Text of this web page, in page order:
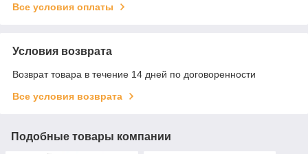
Все условия оплаты
Условия возврата
Возврат товара в течение 14 дней по договоренности
Все условия возврата
Подобные товары компании